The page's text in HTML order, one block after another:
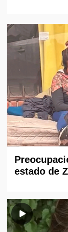
estado de